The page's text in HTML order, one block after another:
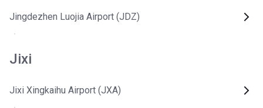
Jingdezhen Luojia Airport (JDZ)
Jixi
Jixi Xingkaihu Airport (JXA)